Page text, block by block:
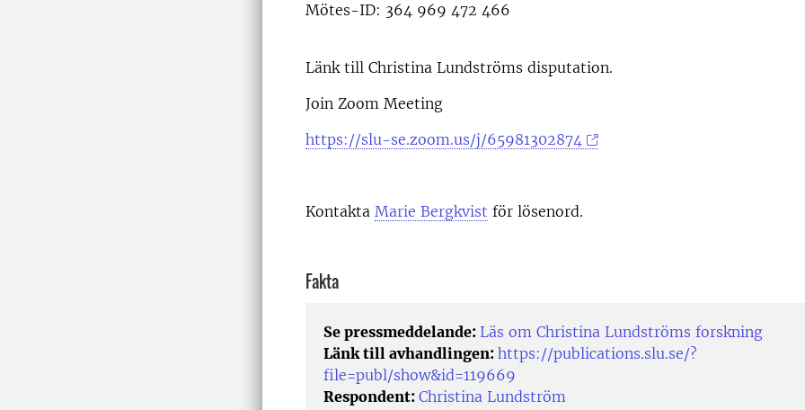
Mötes-ID: 364 969 472 466
Länk till Christina Lundströms disputation.
Join Zoom Meeting
https://slu-se.zoom.us/j/65981302874
Kontakta Marie Bergkvist för lösenord.
Fakta
Se pressmeddelande: Läs om Christina Lundströms forskning
Länk till avhandlingen: https://publications.slu.se/?
file=publ/show&id=119669
Respondent: Christina Lundström